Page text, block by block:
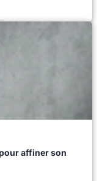
affiner son